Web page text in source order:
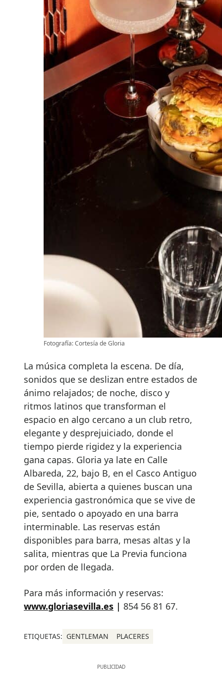
Fotografía: Cortesía de Gloria
La música completa la escena. De día,
sonidos que se deslizan entre estados de
ánimo relajados; de noche, disco y
ritmos latinos que transforman el
espacio en algo cercano a un club retro,
elegante y desprejuiciado, donde el
tiempo pierde rigidez y la experiencia
gana capas. Gloria ya late en Calle
Albareda, 22, bajo B, en el Casco Antiguo
de Sevilla, abierta a quienes buscan una
experiencia gastronómica que se vive de
pie, sentado o apoyado en una barra
interminable. Las reservas están
disponibles para barra, mesas altas y la
salita, mientras que La Previa funciona
por orden de llegada.
Para más información y reservas:
www.gloriasevilla.es | 854 56 81 67.
ETIQUETAS: GENTLEMAN PLACERES